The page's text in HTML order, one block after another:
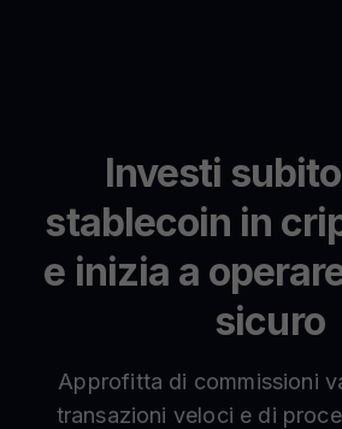
Investi
stablecoin in
e inizia a
sicuro
Approfitta di commissioni
transazioni veloci e di